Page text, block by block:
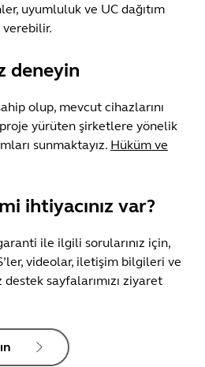
uyumluluk ve UC dağıtım
deneyin
olup, mevcut cihazlarını
yürüten şirketlere yönelik
sunmaktayız. Hüküm ve
ihtiyacınız var?
ile ilgili sorularınız için,
videolar, iletişim bilgileri ve
sayfalarımızı ziyaret